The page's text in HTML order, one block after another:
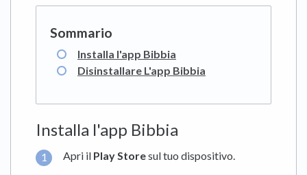
Installa l'app Bibbia
Disinstallare L'app Bibbia
Installa l'app Bibbia
Apri il Play Storesul tuo dispositivo.